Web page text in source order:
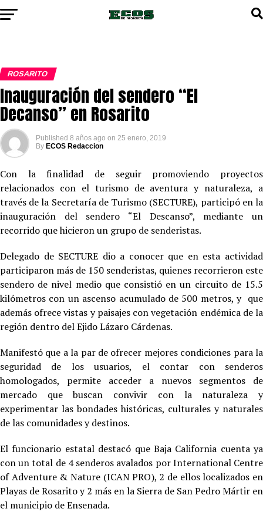
ROSARITO
Inauguración del sendero “El
Decanso” en Rosarito
Published 8 años ago on 25 enero, 2019
By ECOS Redaccion
Con la finalidad de seguir promoviendo proyectos
relacionados con el turismo de aventura y naturaleza, a
través de la Secretaría de Turismo (SECTURE), participó en la
inauguración del sendero “El Descanso”, mediante un
recorrido que hicieron un grupo de senderistas.
Delegado de SECTURE dio a conocer que en esta actividad
participaron más de 150 senderistas, quienes recorrieron este
sendero de nivel medio que consistió en un circuito de 15.5
kilómetros con un ascenso acumulado de 500 metros, y que
además ofrece vistas y paisajes con vegetación endémica de la
región dentro del Ejido Lázaro Cárdenas.
Manifestó que a la par de ofrecer mejores condiciones para la
seguridad de los usuarios, el contar con senderos
homologados, permite acceder a nuevos segmentos de
mercado que buscan convivir con la naturaleza y
experimentar las bondades históricas, culturales y naturales
de las comunidades y destinos.
El funcionario estatal destacó que Baja California cuenta ya
con un total de 4 senderos avalados por International Centre
of Adventure & Nature (ICAN PRO), 2 de ellos localizados en
Playas de Rosarito y 2 más en la Sierra de San Pedro Mártir en
el municipio de Ensenada.